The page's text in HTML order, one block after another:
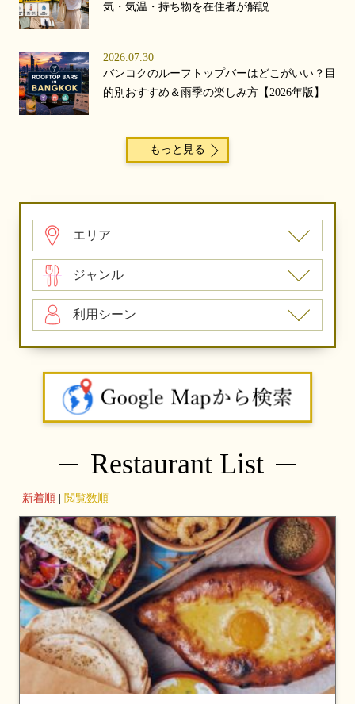
気・気温・持ち物を在住者が解説
2026.07.30
バンコクのルーフトップバーはどこがいい？目
的別おすすめ＆雨季の楽しみ方【2026年版】
もっと見る
Restaurant List
新着順 閲覧数順